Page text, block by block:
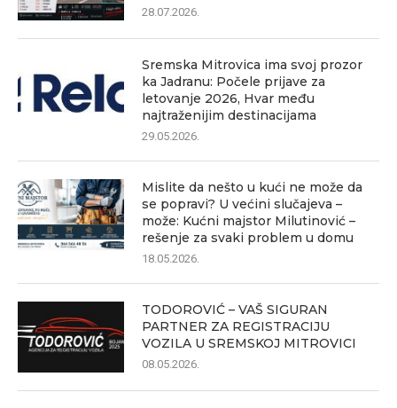
28.07.2026.
Sremska Mitrovica ima svoj prozor
ka Jadranu: Počele prijave za
letovanje 2026, Hvar među
najtraženijim destinacijama
29.05.2026.
Mislite da nešto u kući ne može da
se popravi? U većini slučajeva –
može: Kućni majstor Milutinović –
rešenje za svaki problem u domu
18.05.2026.
TODOROVIĆ – VAŠ SIGURAN
PARTNER ZA REGISTRACIJU
VOZILA U SREMSKOJ MITROVICI
08.05.2026.